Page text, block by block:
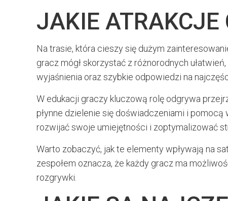
JAKIE ATRAKCJE
Na trasie, która cieszy się dużym
gracz mógł skorzystać z różnorodnych
wyjaśnienia oraz szybkie odpowiedzi na
W edukacji graczy kluczową rolę odgrywa
płynne dzielenie się doświadczeniami i pomocą
rozwijać swoje umiejętności i zoptymalizować
Warto zobaczyć, jak te elementy wpływają na
zespołem oznacza, że każdy gracz ma
rozgrywki.